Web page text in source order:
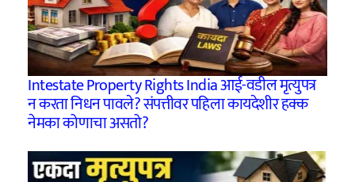
Intestate Property Rights India आई-वडील मृत्युपत्र
न करता निधन पावले? संपत्तीवर पहिला कायदेशीर हक्क
नेमका कोणाचा असतो?